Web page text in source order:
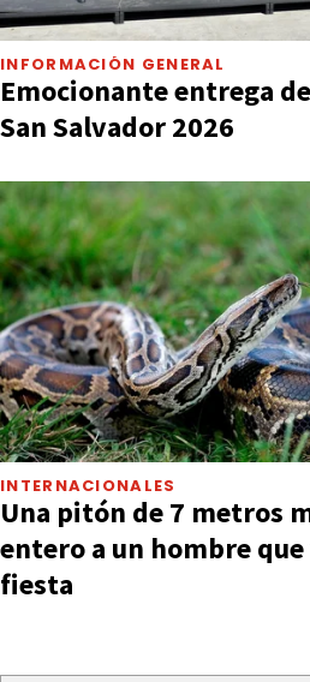
INFORMACIÓN GENERAL
Emocionante entrega
San Salvador 2026
INTERNACIONALES
Una pitón de 7 metros
entero a un hombre
fiesta